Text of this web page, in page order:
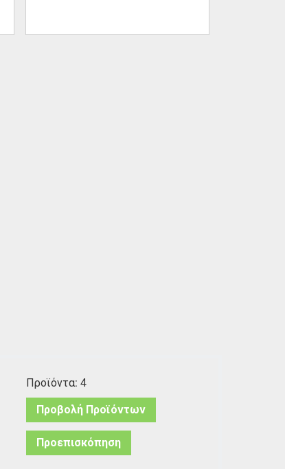
Προϊόντα: 4
Προβολή Προϊόντων
Προεπισκόπηση